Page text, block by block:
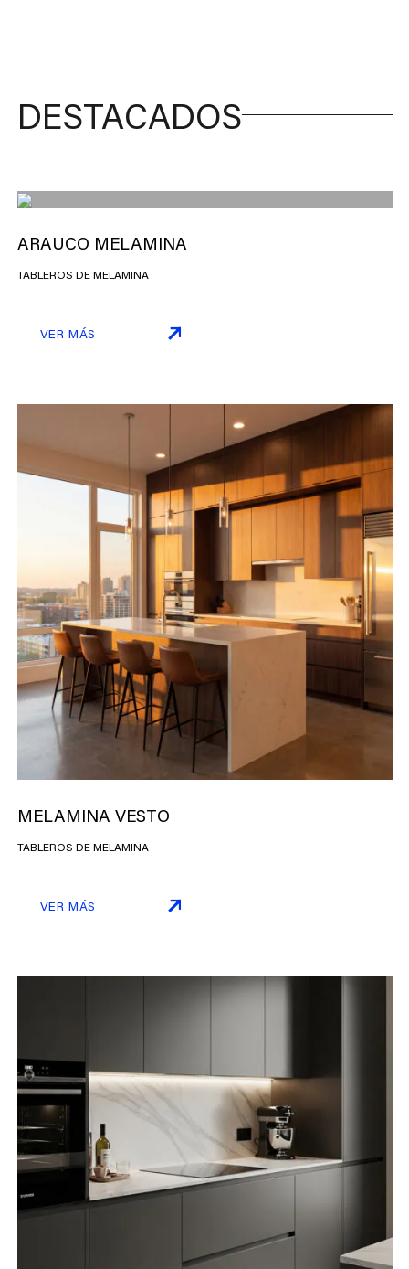
DESTACADOS
ARAUCO MELAMINA
TABLEROS DE MELAMINA
VER MÁS
MELAMINA VESTO
TABLEROS DE MELAMINA
VER MÁS